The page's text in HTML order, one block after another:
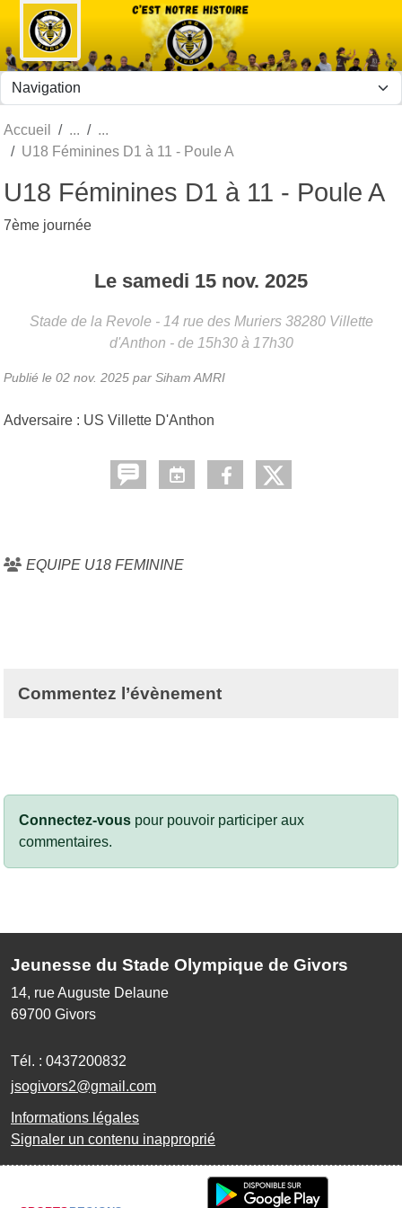
Accueil
U18 Féminines D1 à 11 - Poule A
U18 Féminines D1 à 11 - Poule A
7ème journée
Le samedi 15 nov. 2025
Stade de la Revole - 14 rue des Muriers 38280 Villette
d'Anthon - de 15h30 à 17h30
Publié le 02 nov. 2025 par Siham AMRI
Adversaire : US Villette D'Anthon
EQUIPE U18 FEMININE
Commentez l’évènement
Connectez-vous pour pouvoir participer aux
commentaires.
Jeunesse du Stade Olympique de Givors
14, rue Auguste Delaune
69700 Givors
Tél. : 0437200832
jsogivors2@gmail.com
Informations légales
Signaler un contenu inapproprié
Panneau de gestion des cookies